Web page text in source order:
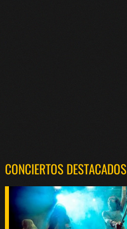
CONCIERTOS DESTACADOS